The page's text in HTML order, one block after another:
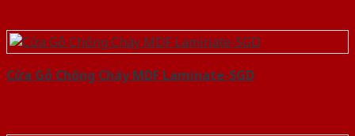
Cửa Gỗ Chống Cháy MDF Laminate-SGD